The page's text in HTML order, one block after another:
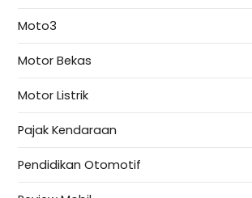
Moto3
Motor Bekas
Motor Listrik
Pajak Kendaraan
Pendidikan Otomotif